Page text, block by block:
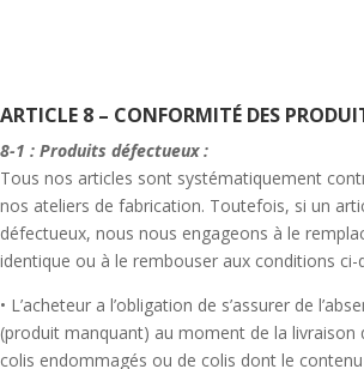
ARTICLE 8 – CONFORMITÉ DES
8-1 : Produits défectueux :
Tous nos articles sont systématiquement
nos ateliers de fabrication. Toutefois, si un
défectueux, nous nous engageons à le
identique ou à le rembouser aux conditions ci-
• L’acheteur a l’obligation de s’assurer de
(produit manquant) au moment de la livraison
colis endommagés ou de colis dont le